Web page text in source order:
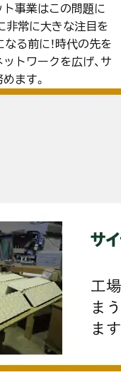
事業はこの問題に
非常に大きな注目を
なる前に！時代の先を
トワークを広げ、サ
ます。